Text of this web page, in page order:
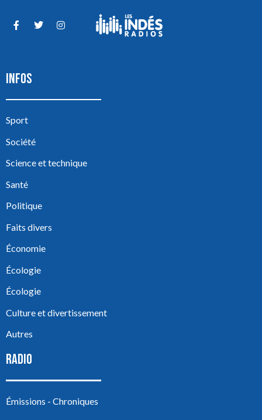
INFOS
Sport
Société
Science et technique
Santé
Politique
Faits divers
Économie
Écologie
Écologie
Culture et divertissement
Autres
RADIO
Émissions - Chroniques